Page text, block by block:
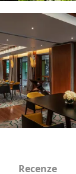
Recenze